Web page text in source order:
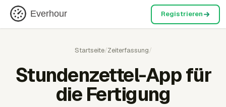
Everhour Registrieren
Startseite/Zeiterfassung/
Stundenzettel-App für
die Fertigung